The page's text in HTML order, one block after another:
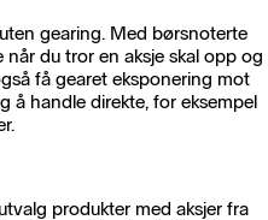
gearing. Med børsnoterte
du tror en aksje skal opp og
få gearet eksponering mot
å handle direkte, for eksempel
produkter med aksjer fra